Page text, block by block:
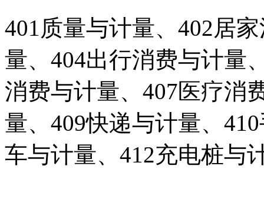
401质量与计量、402居
量、404出行消费与计量
消费与计量、407医疗消
量、409快递与计量、
车与计量、412充电桩与